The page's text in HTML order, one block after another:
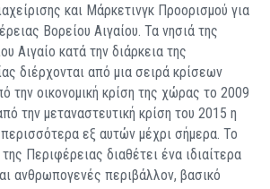
και Μάρκετινγκ Προορισμού για
Βορείου Αιγαίου. Τα νησιά της
Αιγαίο κατά την διάρκεια της
διέρχονται από μια σειρά κρίσεων
την οικονομική κρίση της χώρας το 2009
την μεταναστευτική κρίση του 2015 η
εξ αυτών μέχρι σήμερα. Το
Περιφέρειας διαθέτει ένα ιδιαίτερα
ανθρωπογενές περιβάλλον, βασικό